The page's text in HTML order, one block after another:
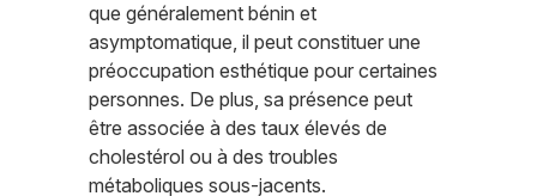
que généralement bénin et
asymptomatique, il peut constituer une
préoccupation esthétique pour certaines
personnes. De plus, sa présence peut
être associée à des taux élevés de
cholestérol ou à des troubles
métaboliques sous-jacents.